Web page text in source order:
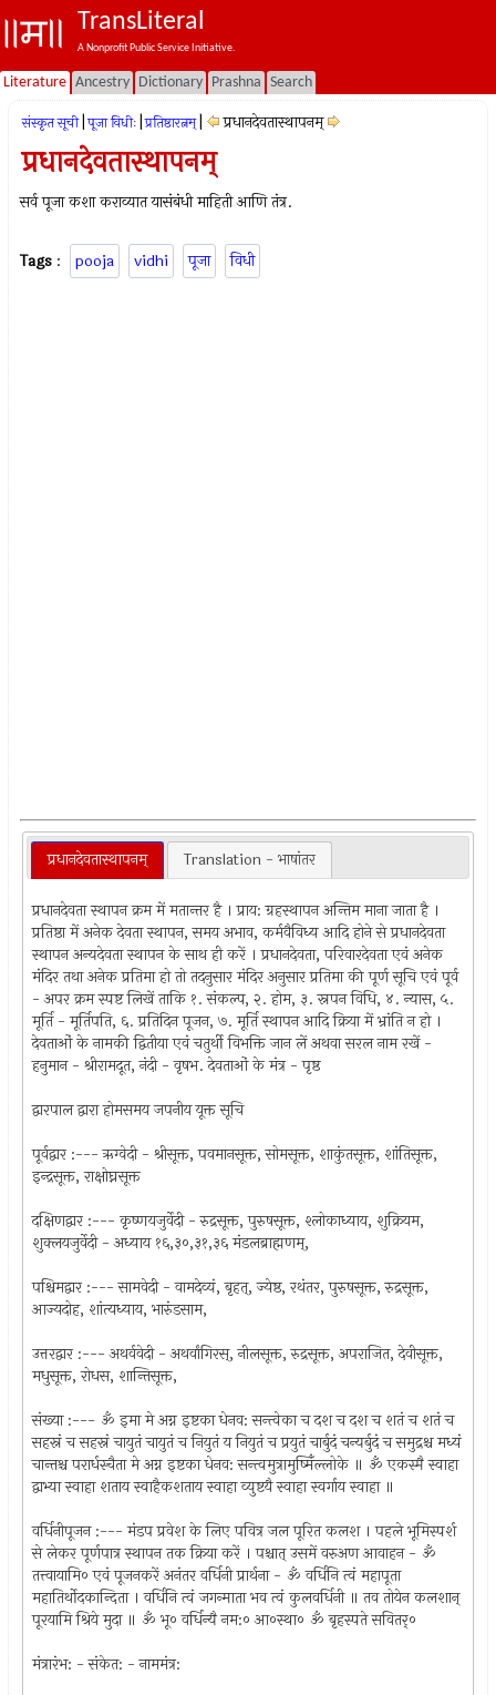
TransLiteral
A Nonprofit Public Service Initiative.
Literature Ancestry Dictionary Prashna Search
संस्कृत सूची पूजा विधीः प्रतिष्ठारत्नम् प्रधानदेवतास्थापनम्‌
प्रधानदेवतास्थापनम्‌
सर्व पूजा कशा कराव्यात यासंबंधी माहिती आणि तंत्र.
Tags : pooja vidhi पूजा विधी
प्रधानदेवतास्थापनम्‌ Translation - भाषांतर
प्रधानदेवता स्थापन क्रम में मतान्तर है । प्राय: ग्रहस्थापन अन्तिम माना जाता है ।
प्रतिष्ठा में अनेक देवता स्थापन, समय अभाव, कर्मवैविध्य आदि होने से प्रधानदेवता
स्थापन अन्यदेवता स्थापन के साथ ही करें । प्रधानदेवता, परिवारदेवता एवं अनेक
मंदिर तथा अनेक प्रतिमा हो तो तदनुसार मंदिर अनुसार प्रतिमा की पूर्ण सूचि एवं पूर्व
- अपर क्रम स्पष्ट लिखें ताकि १. संकल्प, २. होम, ३. स्नपन विधि, ४. न्यास, ५.
मूर्ति - मूर्तिपति, ६. प्रतिदिन पूजन, ७. मूर्ति स्थापन आदि क्रिया में भ्रांति न हो ।
देवताओं के नामकी द्वितीया एवं चतुर्थी विभक्ति जान लें अथवा सरल नाम रखें -
हनुमान - श्रीरामदूत, नंदी - वृषभ. देवताओं के मंत्र - पृष्ठ
द्वारपाल द्वारा होमसमय जपनीय यूक्त सूचि
पूर्वद्वार :--- ऋग्वेदी - श्रीसूक्त, पवमानसूक्त, सोमसूक्त, शाकुंतसूक्त, शांतिसूक्त,
इन्द्रसूक्त, राक्षोघ्नसूक्त
दक्षिणद्वार :--- कृष्णयजुर्वेदी - रुद्रसूक्त, पुरुषसूक्त, श्लोकाध्याय, शुक्रियम,
शुक्लयजुर्वेदी - अध्याय १६,३०,३१,३६ मंडलब्राह्मणम्‌,
पश्चिमद्वार :--- सामवेदी - वामदेव्यं, बृहत्‌, ज्येष्ठ, रथंतर, पुरुषसूक्त, रुद्रसूक्त,
आज्यदोह, शांत्यध्याय, भारुंडसाम,
उत्तरद्वार :--- अथर्ववेदी - अथर्वांगिरस्‌, नीलसूक्त, रुद्रसूक्त, अपराजित, देवीसूक्त,
मधुसूक्त, रोधस, शान्तिसूक्त,
संख्या :--- ॐ इमा मे अग्न इष्टका धेनव: सन्त्वेका च दश च दश च शतं च शतं च
सहस्नं च सहस्नं चायुतं चायुतं च नियुतं य नियुतं च प्रयुतं चार्बुदं चन्यर्बुदं च समुद्रश्च मध्यं
चान्तश्च परार्धस्चैता मे अग्न इष्टका धेनव: सन्त्वमुत्रामुष्मिँल्लोके ॥ ॐ एकस्मै स्वाहा
द्वाभ्या स्वाहा शताय स्वाहैकशताय स्वाहा व्युष्टयै स्वाहा स्वर्गाय स्वाहा ॥
वर्धिनीपूजन :--- मंडप प्रवेश के लिए पवित्र जल पूरित कलश । पहले भूमिस्पर्श
से लेकर पूर्णपात्र स्थापन तक क्रिया करें । पश्चात्‌ उसमें वरुअण आवाहन - ॐ
तत्त्वायामि० एवं पूजनकरें अनंतर वर्धिनी प्रार्थना - ॐ वर्धिनि त्वं महापूता
महातिर्थोदकान्दिता । वर्धिनि त्वं जगन्माता भव त्वं कुलवर्धिनी ॥ तव तोयेन कलशान्‌
पूरयामि श्रिये मुदा ॥ ॐ भू० वर्धिन्यै नम:० आ०स्था० ॐ बृहस्पते सवितर्‌०
मंत्रारंभ: - संकेत: - नाममंत्र: